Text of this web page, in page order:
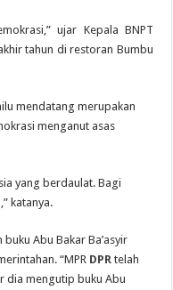
ujar Kepala BNPT
tahun di restoran Bumbu
mendatang merupakan
menganut asas
yang berdaulat. Bagi
katanya.
Abu Bakar Ba’asyir
“MPR DPR telah
dia mengutip buku Abu